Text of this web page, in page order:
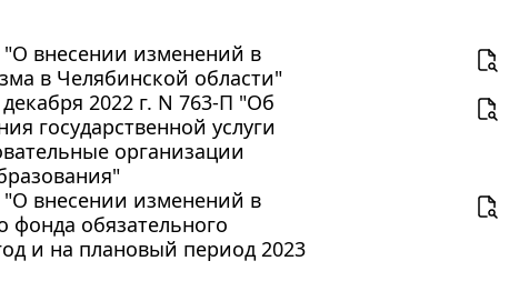
"О внесении изменений в
в Челябинской области"
2022 г. N 763-П "Об
государственной услуги
организации
"О внесении изменений в
обязательного
и на плановый период 2023